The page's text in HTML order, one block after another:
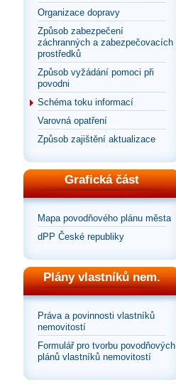
Organizace dopravy
Způsob zabezpečení
záchranných a zabezpečovacích
prostředků
Způsob vyžádání pomoci při
povodni
Schéma toku informací
Varovná opatření
Způsob zajištění aktualizace
Grafická část
Mapa povodňového plánu města
dPP České republiky
Plány vlastníků nem.
Práva a povinnosti vlastníků
nemovitostí
Formulář pro tvorbu povodňových
plánů vlastníků nemovitostí